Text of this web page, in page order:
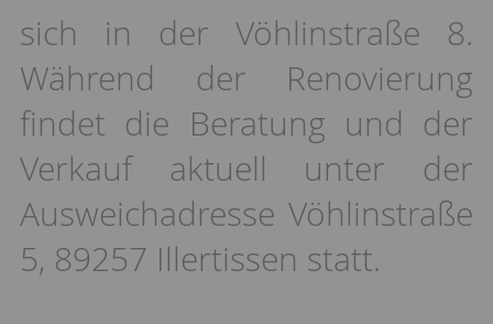
sich in der Vöhlinstraße 8.
Während der Renovierung
findet die Beratung und der
Verkauf aktuell unter der
Ausweichadresse Vöhlinstraße
5, 89257 Illertissen statt.